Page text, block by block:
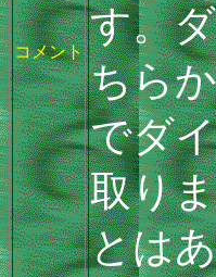
コメント
す。
ちら
でダ
取り
とは